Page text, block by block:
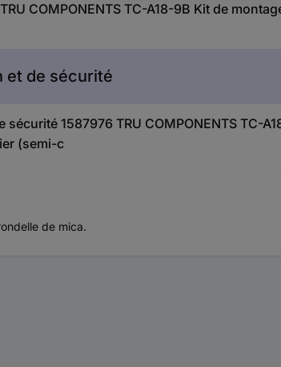
COMPONENTS TC-A18-9B Kit de
et de sécurité
1587976 TRU COMPONENTS TC-
(semi-c
de mica.